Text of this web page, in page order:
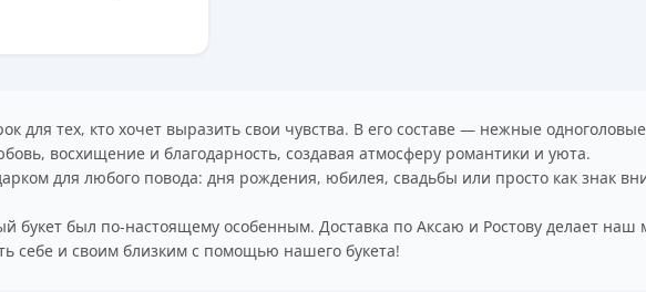
для тех, кто хочет выразить свои чувства. В его составе — нежные
восхищение и благодарность, создавая атмосферу романтики и уюта.
для любого повода: дня рождения, юбилея, свадьбы или просто как знак
букет был по-настоящему особенным. Доставка по Аксаю и Ростову делает наш
себе и своим близким с помощью нашего букета!